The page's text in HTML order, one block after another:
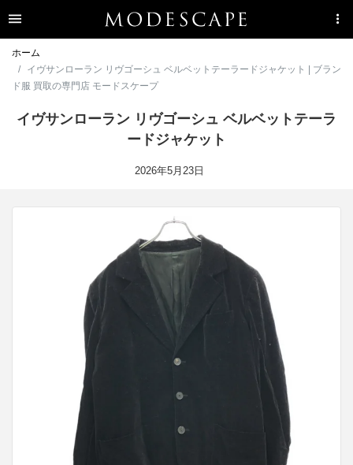
ホーム
イヴサンローラン リヴゴーシュ ベルベットテーラードジャケット | ブラン
ド服 買取の専門店 モードスケープ
イヴサンローラン リヴゴーシュ ベルベットテーラ
ードジャケット
2026年5月23日